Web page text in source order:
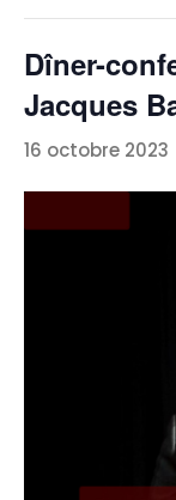
Dîner-
Jacques
16 octobre 2023